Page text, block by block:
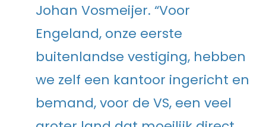
Johan Vosmeijer. “Voor
Engeland, onze eerste
buitenlandse vestiging, hebben
we zelf een kantoor ingericht en
bemand, voor de VS, een veel